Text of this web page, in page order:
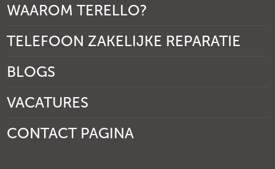
WAAROM TERELLO?
TELEFOON ZAKELIJKE REPARATIE
BLOGS
VACATURES
CONTACT PAGINA